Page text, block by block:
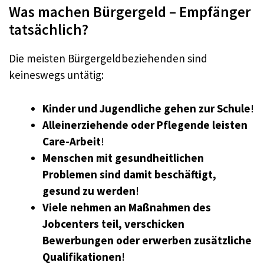
Was machen Bürgergeld – Empfänger
tatsächlich?
Die meisten Bürgergeldbeziehenden sind
keineswegs untätig:
Kinder und Jugendliche gehen zur Schule!
Alleinerziehende oder Pflegende leisten
Care-Arbeit!
Menschen mit gesundheitlichen
Problemen sind damit beschäftigt,
gesund zu werden!
Viele nehmen an Maßnahmen des
Jobcenters teil, verschicken
Bewerbungen oder erwerben zusätzliche
Qualifikationen!